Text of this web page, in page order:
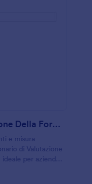
Questionario Di Valutazione Della Formazione Sulla Sicurezza
e misura
di Valutazione
per aziende